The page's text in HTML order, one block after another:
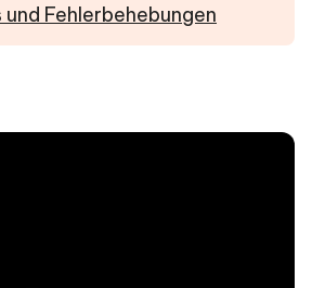
und Fehlerbehebungen